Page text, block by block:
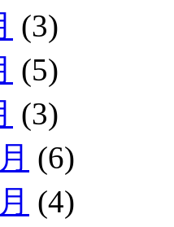
(3)
(5)
(3)
(6)
(4)